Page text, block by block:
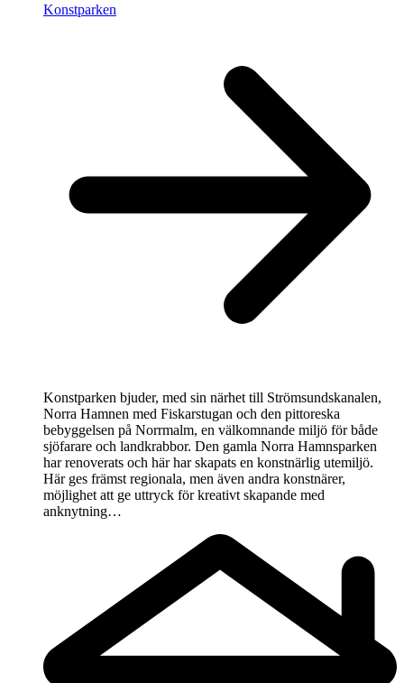
Konstparken
Konstparken bjuder, med sin närhet till Strömsundskanalen,
Norra Hamnen med Fiskarstugan och den pittoreska
bebyggelsen på Norrmalm, en välkomnande miljö för både
sjöfarare och landkrabbor. Den gamla Norra Hamnsparken
har renoverats och här har skapats en konstnärlig utemiljö.
Här ges främst regionala, men även andra konstnärer,
möjlighet att ge uttryck för kreativt skapande med
anknytning…